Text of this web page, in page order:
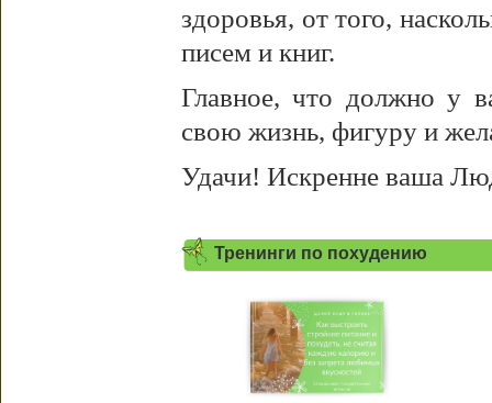
здоровья, от того,
писем и книг.
Главное, что должно у
свою жизнь, фигуру и
Удачи! Искренне ваша
Тренинги по похудению